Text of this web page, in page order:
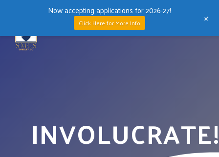
Skip
Now accepting applications for 2026-27!
Click Here for More Info +